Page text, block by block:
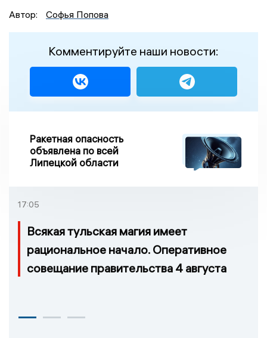
Автор:
Софья Попова
Комментируйте наши новости:
Ракетная опасность
объявлена по всей
Липецкой области
17:05
Всякая тульская магия имеет
рациональное начало. Оперативное
совещание правительства 4 августа